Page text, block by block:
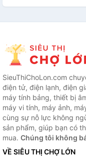
SieuThiChoLon.com
điện tử, điện lạnh, điện
máy tính bảng, thiết bị
máy vi tính, máy ảnh,
cùng sự nỗ lực không
sản phẩm, giúp bạn có
mua. Chúng tôi không
VỀ SIÊU THỊ CHỢ LỚN